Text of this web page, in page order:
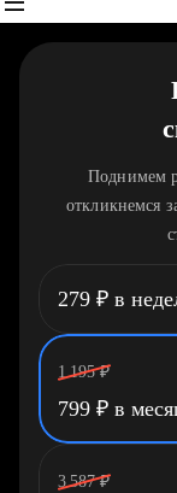
Поднимем
откликнемся
279 ₽ в
1 195 ₽
799 ₽ в
3 587 ₽